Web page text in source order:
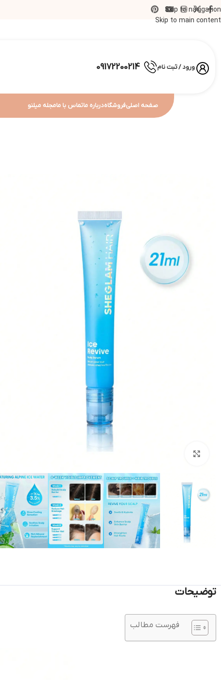
Skip to navigation
Skip to main content
ورود / ثبت نام 09172200214
صفحه اصلیفروشگاهدرباره ماتماس با مامجله میلنو
توضیحات
فهرست مطالب